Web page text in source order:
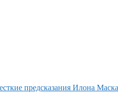
предсказания Илона